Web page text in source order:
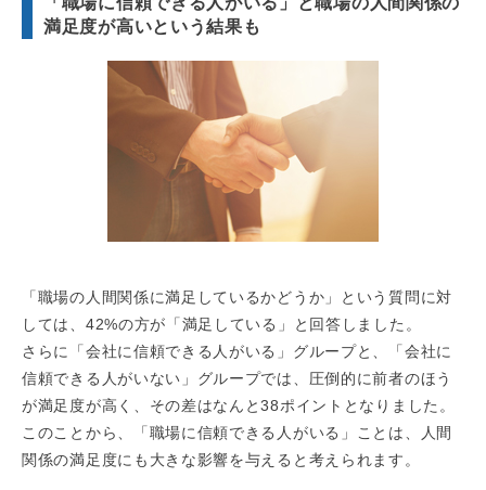
満足度が高いという結果も
「職場の人間関係に満足しているかどうか」という質問に対
しては、42%の方が「満足している」と回答しました。
さらに「会社に信頼できる人がいる」グループと、「会社に
信頼できる人がいない」グループでは、圧倒的に前者のほう
が満足度が高く、その差はなんと38ポイントとなりました。
このことから、「職場に信頼できる人がいる」ことは、人間
関係の満足度にも大きな影響を与えると考えられます。